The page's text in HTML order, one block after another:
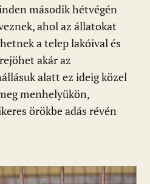
második hétvégén
ahol az állatokat
a telep lakóival és
akár az
alatt ez ideig közel
menhelyükön,
örökbe adás révén